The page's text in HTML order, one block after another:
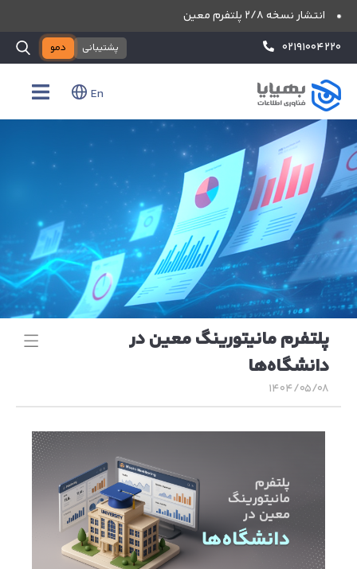
انتشار نسخه ۲/۸ پلتفرم معین
پنجمین سالگرد تاسیس شرکت بهپایا
۰۲۱۹۱۰۰۴۲۲۰
پشتیبانی دمو
En
پلتفرم مانیتورینگ معین در
دانشگاه‌ها
۱۴۰۴/۰۵/۰۸